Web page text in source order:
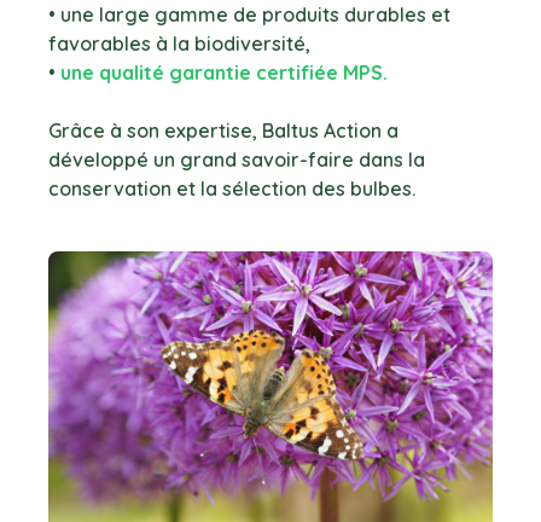
• une large gamme de produits durables et
favorables à la biodiversité,
• une qualité garantie certifiée MPS.
Grâce à son expertise, Baltus Action a
développé un grand savoir-faire dans la
conservation et la sélection des bulbes.